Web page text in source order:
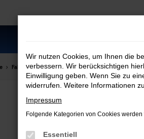
Fahrzeugmarkt
Wir nutzen Cookies, um Ihnen die
verbessern. Wir berücksichtigen
Einwilligung geben. Wenn Sie zu
widerrufen. Weitere Informationen
Impressum
Folgende Kategorien von Cookies
Essentiell